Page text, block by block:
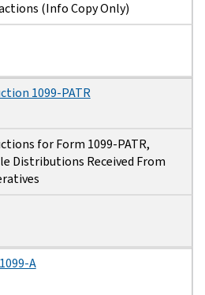
(Info Copy Only)
1099-PATR
for Form 1099-PATR,
Distributions Received From
A